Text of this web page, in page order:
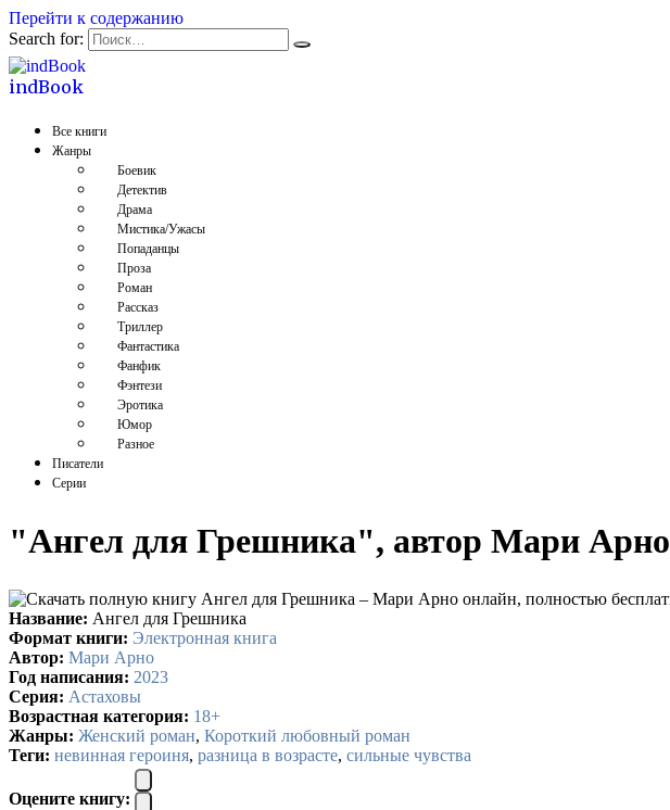
Перейти к содержанию
Search for:
indBook
Все книги
Жанры
Боевик
Детектив
Драма
Мистика/Ужасы
Попаданцы
Проза
Роман
Рассказ
Триллер
Фантастика
Фанфик
Фэнтези
Эротика
Юмор
Разное
Писатели
Серии
"Ангел для Грешника", автор Мари Арно
Название: Ангел для Грешника
Формат книги: Электронная книга
Автор: Мари Арно
Год написания: 2023
Серия: Астаховы
Возрастная категория: 18+
Жанры: Женский роман, Короткий любовный роман
Теги: невинная героиня, разница в возрасте, сильные чувства
Оцените книгу: